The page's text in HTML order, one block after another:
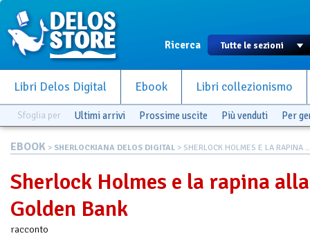
Ricerca
Libri Delos Digital Ebook Libri collezionismo
Sfoglia per Ultimi arrivi Prossime uscite Più venduti Per
EBOOK > SHERLOCKIANA DELOS DIGITAL > SHERLOCK HOLMES E LA RAPINA
Sherlock Holmes e la rapina alla
Golden Bank
racconto